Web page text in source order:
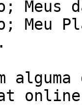
Meus
Meu